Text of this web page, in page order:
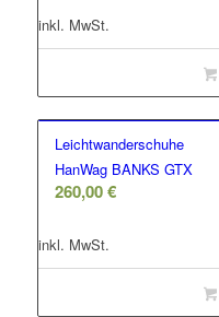
inkl. MwSt.
Leichtwanderschuhe
HanWag BANKS GTX
260,00€
inkl. MwSt.